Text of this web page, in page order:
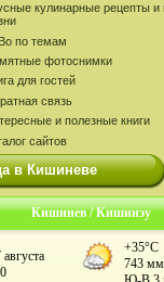
кулинарные рецепты
по темам
фотоснимки
для гостей
связь
и полезные книги
сайтов
в Кишиневе
Кишинев / Кишинэу